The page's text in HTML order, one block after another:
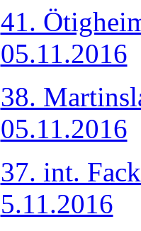
41.
05.11.2016
38.
05.11.2016
37. int.
5.11.2016